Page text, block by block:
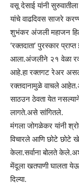
वसू देसाई यांनी
यांचे वाढदिवस साजरे
शुभंकर अंजली महाजन
‘रक्तदाता’ पुरस्कार
आला.अंजलीने २१ वेळा
आहे.हा रक्तगट रेअर
रक्तदानामुळे वाचले
साठउन ठेवता येत
लागते.असे सांगितले.
मंगला जोगळेकर यांनी
विचारले आणि छोटे छोटे
केला.सर्वाना बोलते
मेंदूला खतपाणी घालता
दिल्या.